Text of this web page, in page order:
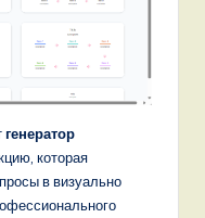
генератор
которая
в визуально